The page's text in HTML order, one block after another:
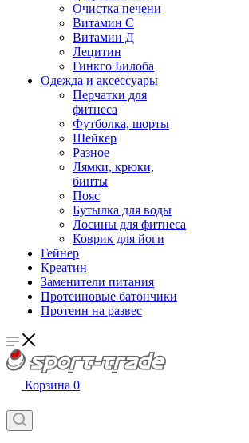
Очистка печени
Витамин С
Витамин Д
Лецитин
Гинкго Билоба
Одежда и аксессуары
Перчатки для
фитнеса
Футболка, шорты
Шейкер
Разное
Лямки, крюки,
бинты
Пояс
Бутылка для воды
Лосины для фитнеса
Коврик для йоги
Гейнер
Креатин
Заменители питания
Протеиновые батончики
Протеин на развес
Корзина 0